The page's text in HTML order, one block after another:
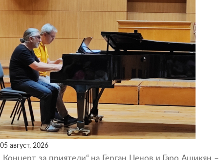
05 август, 2026
„Концерт за приятели“ на Герган Ценов и Гаро Ашикян –